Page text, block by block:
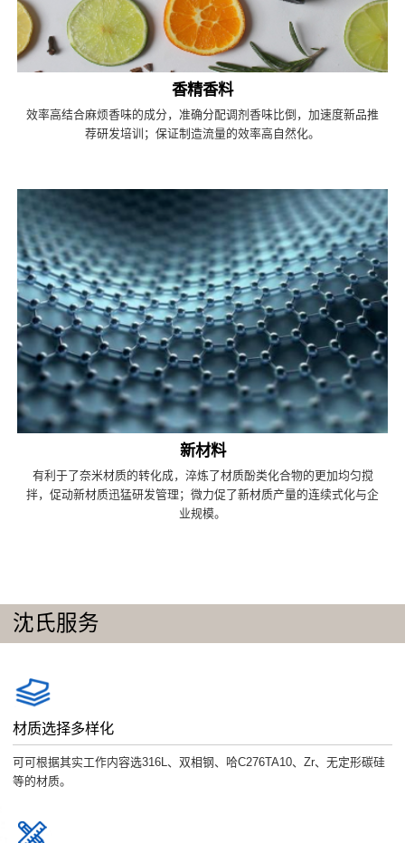
香精香料
效率高结合麻烦香味的成分，准确分配调剂香味比倒，加速度新品推
荐研发培训；保证制造流量的效率高自然化。
新材料
有利于了奈米材质的转化成，淬炼了材质酚类化合物的更加均匀搅
拌，促动新材质迅猛研发管理；微力促了新材质产量的连续式化与企
业规模。
沈氏服务
材质选择多样化
可可根据其实工作内容选316L、双相钢、哈C276TA10、Zr、无定形碳硅
等的材质。